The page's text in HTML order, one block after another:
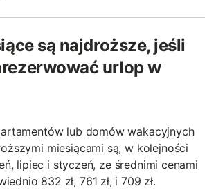
są najdroższe, jeśli
urlop w
lub domów wakacyjnych
miesiącami są, w kolejności
lipiec i styczeń, ze średnimi cenami
832 zł, 761 zł, i 709 zł.